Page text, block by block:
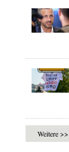
Weitere >>